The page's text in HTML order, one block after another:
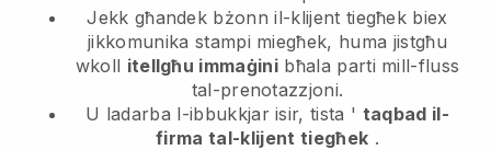
Jekk għandek bżonn il-klijent tiegħek biex
jikkomunika stampi miegħek, huma jistgħu
wkoll itellgħu immaġini bħala parti mill-fluss
tal-prenotazzjoni.
U ladarba l-ibbukkjar isir, tista ' taqbad il-
firma tal-klijent tiegħek .